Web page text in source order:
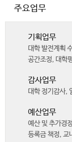
주요업무
기획업무
대학 발전계획
공간조정, 대학
감사업무
대학 정기감사,
예산업무
예산 및 추가경
등록금 책정, 교